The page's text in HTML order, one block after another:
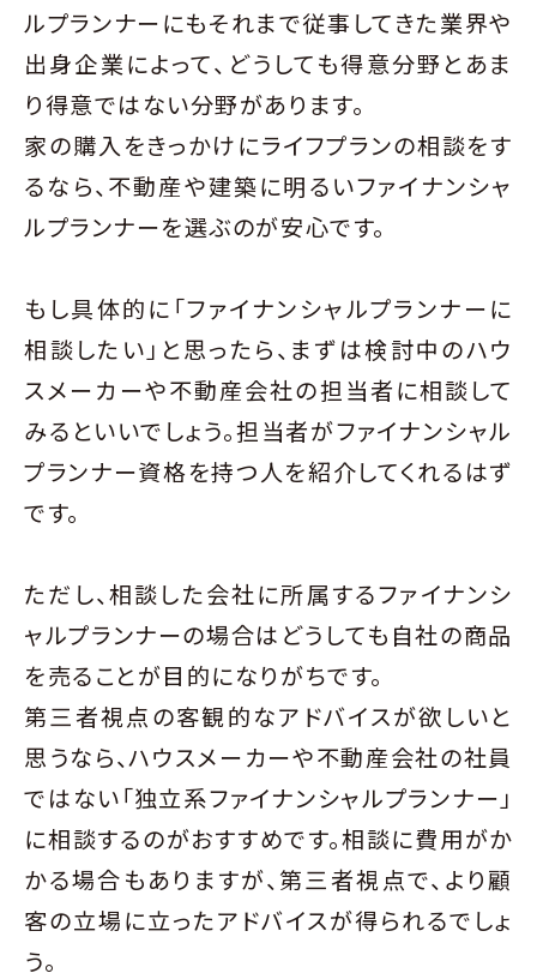
ルプランナーにもそれまで従事してきた業界や
出身企業によって、どうしても得意分野とあま
り得意ではない分野があります。
家の購入をきっかけにライフプランの相談をす
るなら、不動産や建築に明るいファイナンシャ
ルプランナーを選ぶのが安心です。
もし具体的に「ファイナンシャルプランナーに
相談したい」と思ったら、まずは検討中のハウ
スメーカーや不動産会社の担当者に相談して
みるといいでしょう。担当者がファイナンシャル
プランナー資格を持つ人を紹介してくれるはず
です。
ただし、相談した会社に所属するファイナンシ
ャルプランナーの場合はどうしても自社の商品
を売ることが目的になりがちです。
第三者視点の客観的なアドバイスが欲しいと
思うなら、ハウスメーカーや不動産会社の社員
ではない「独立系ファイナンシャルプランナー」
に相談するのがおすすめです。相談に費用がか
かる場合もありますが、第三者視点で、より顧
客の立場に立ったアドバイスが得られるでしょ
う。